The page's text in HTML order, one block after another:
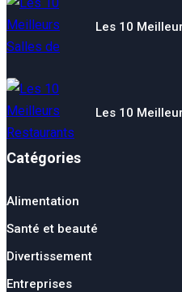
Les 10
Les 10
Catégories
Alimentation
Santé et beauté
Divertissement
Entreprises